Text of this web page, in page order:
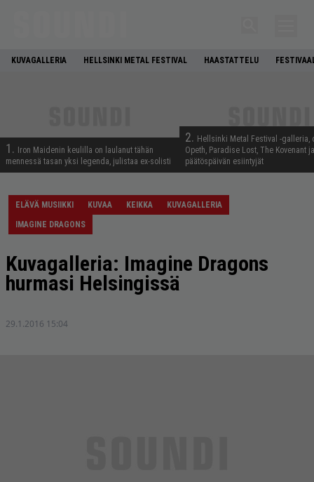
KUVAGALLERIA HELLSINKI METAL FESTIVAL HAASTATTELU
1.
Iron Maidenin keulilla on laulanut tähän
mennessä tasan yksi legenda, julistaa ex-solisti
2. Hellsinki Metal Festival -galleria,
Opeth, Paradise Lost, The Kovenant
päätöspäivän esiintyjät
ELÄVÄ MUSIIKKI KUVAA KEIKKA
KUVAGALLERIA
IMAGINE DRAGONS
Kuvagalleria: Imagine Dragons
hurmasi Helsingissä
29.1.2016 15:04